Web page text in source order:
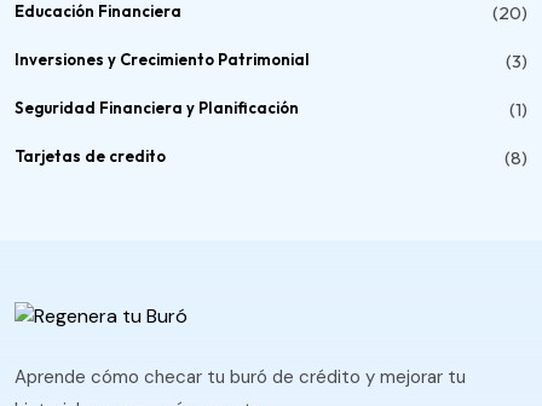
Educación Financiera (20)
Inversiones y Crecimiento Patrimonial (3)
Seguridad Financiera y Planificación (1)
Tarjetas de credito (8)
Aprende cómo checar tu buró de crédito y mejorar tu